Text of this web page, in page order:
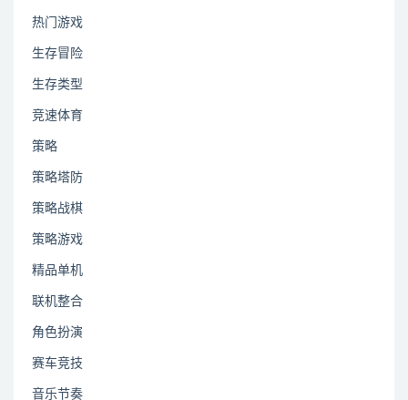
热门游戏
生存冒险
生存类型
竞速体育
策略
策略塔防
策略战棋
策略游戏
精品单机
联机整合
角色扮演
赛车竞技
音乐节奏